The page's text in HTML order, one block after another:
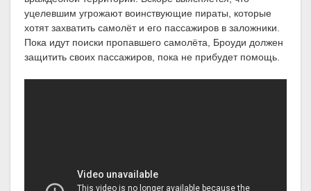
уцелевшим угрожают воинствующие пираты, которые
хотят захватить самолёт и его пассажиров в заложники.
Пока идут поиски пропавшего самолёта, Броуди должен
защитить своих пассажиров, пока не прибудет помощь.